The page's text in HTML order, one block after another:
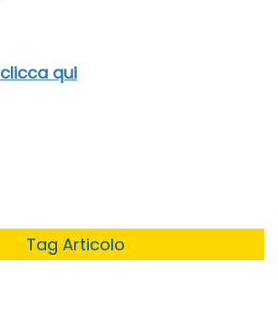
clicca qui
Tag Articolo